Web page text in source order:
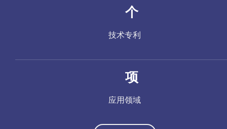
个
技术专利
项
应用领域